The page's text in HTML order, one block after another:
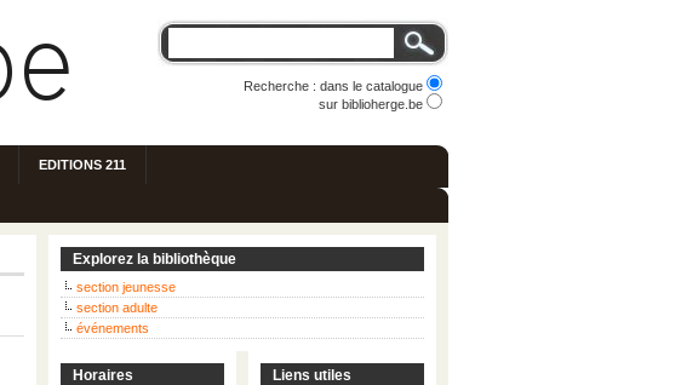
Recherche : dans le catalogue
sur biblioherge.be
EDITIONS 211
Explorez la bibliothèque
section jeunesse
section adulte
événements
Horaires Liens utiles